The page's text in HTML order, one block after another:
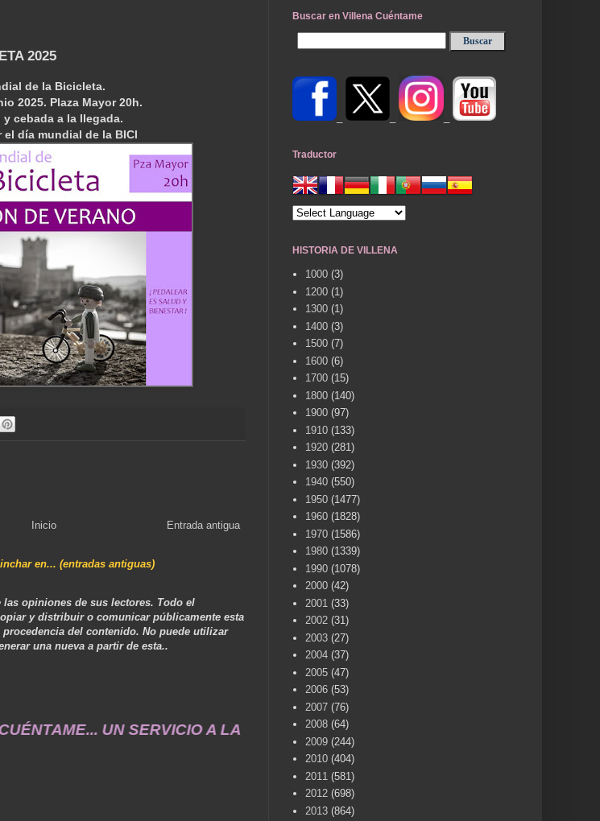
2025
de la Bicicleta.
2025. Plaza Mayor 20h.
cebada a la llegada.
el día mundial de la BICI
Entrada antigua
Inicio
en... (entradas antiguas)
las opiniones de sus lectores. Todo el
y distribuir o comunicar públicamente esta
del contenido. No puede utilizar
una nueva a partir de esta..
UN SERVICIO A LA MEMORIA HISTÓRICA DE NUESTRA CIUDAD...
Buscar en Villena Cuéntame
Traductor
HISTORIA DE VILLENA
1000 (3)
1200 (1)
1300 (1)
1400 (3)
1500 (7)
1600 (6)
1700 (15)
1800 (140)
1900 (97)
1910 (133)
1920 (281)
1930 (392)
1940 (550)
1950 (1477)
1960 (1828)
1970 (1586)
1980 (1339)
1990 (1078)
2000 (42)
2001 (33)
2002 (31)
2003 (27)
2004 (37)
2005 (47)
2006 (53)
2007 (76)
2008 (64)
2009 (244)
2010 (404)
2011 (581)
2012 (698)
2013 (864)